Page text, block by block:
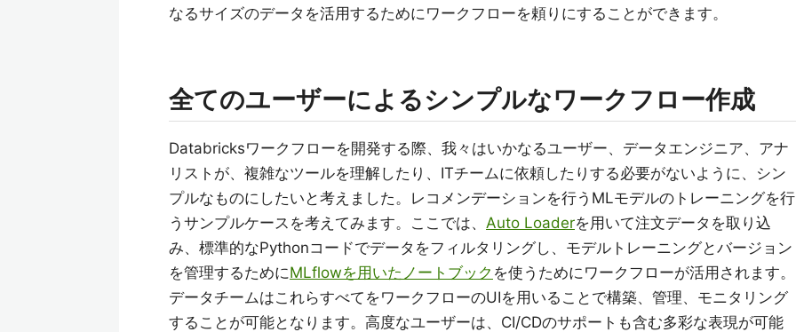
なるサイズのデータを活用するためにワークフローを頼りにすることができます。
全てのユーザーによるシンプルなワークフロー作成
Databricksワークフローを開発する際、我々はいかなるユーザー、データエンジニア、アナ
リストが、複雑なツールを理解したり、ITチームに依頼したりする必要がないように、シン
プルなものにしたいと考えました。レコメンデーションを行うMLモデルのトレーニングを行
うサンプルケースを考えてみます。ここでは、 Auto Loaderを用いて注文データを取り込
み、標準的なPythonコードでデータをフィルタリングし、モデルトレーニングとバージョン
を管理するためにMLflowを用いたノートブック を使うためにワークフローが活用されます。
データチームはこれらすべてをワークフローのUIを用いることで構築、管理、モニタリング
することが可能となります。高度なユーザーは、CI/CDのサポートも含む多彩な表現が可能